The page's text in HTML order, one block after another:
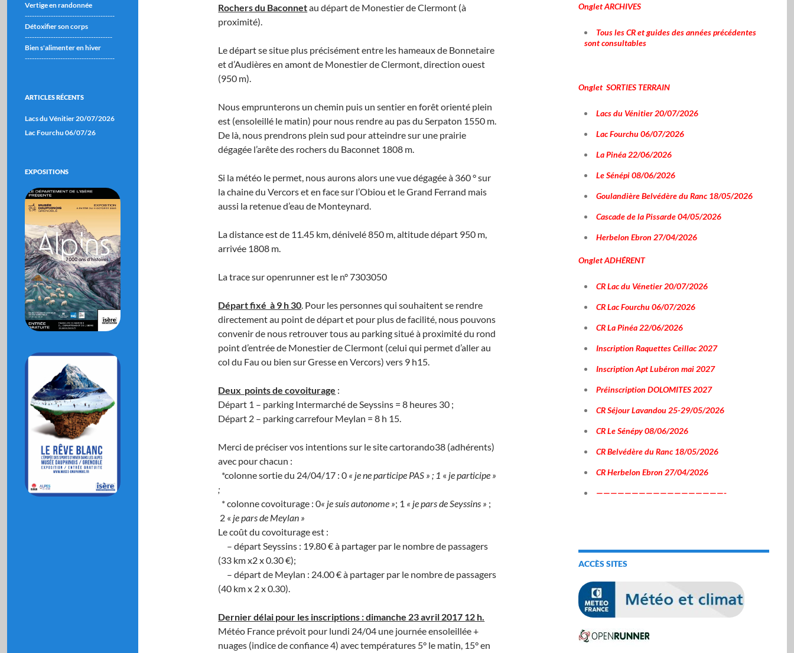
Rochers du Baconnetau départ de Monestier de Clermont (à
proximité).
Le départ se situe plus précisément entre les hameaux de Bonnetaire
et d’Audières en amont de Monestier de Clermont, direction ouest
(950 m).
Nous emprunterons un chemin puis un sentier en forêt orienté plein
est (ensoleillé le matin) pour nous rendre au pas du Serpaton 1550 m.
De là, nous prendrons plein sud pour atteindre sur une prairie
dégagée l’arête des rochers du Baconnet 1808 m.
Si la météo le permet, nous aurons alors une vue dégagée à 360 ° sur
la chaine du Vercors et en face sur l’Obiou et le Grand Ferrand mais
aussi la retenue d’eau de Monteynard.
La distance est de 11.45 km, dénivelé 850 m, altitude départ 950 m,
arrivée 1808 m.
La trace sur openrunner est le n° 7303050
Départ fixé à 9 h 30. Pour les personnes qui souhaitent se rendre
directement au point de départ et pour plus de facilité, nous pouvons
convenir de nous retrouver tous au parking situé à proximité du rond
point d’entrée de Monestier de Clermont (celui qui permet d’aller au
col du Fau ou bien sur Gresse en Vercors) vers 9 h15.
Deux points de covoiturage :
Départ 1 – parking Intermarché de Seyssins = 8 heures 30 ;
Départ 2 – parking carrefour Meylan = 8 h 15.
Merci de préciser vos intentions sur le site cartorando38 (adhérents)
avec pour chacun :
*colonne sortie du 24/04/17 : 0 « je ne participe PAS » ; 1 « je participe »
;
* colonne covoiturage : 0« je suis autonome »; 1 « je pars de Seyssins » ;
2 « je pars de Meylan »
Le coût du covoiturage est :
– départ Seyssins : 19.80 € à partager par le nombre de passagers
(33 km x2 x 0.30 €);
– départ de Meylan : 24.00 € à partager par le nombre de passagers
(40 km x 2 x 0.30).
Dernier délai pour les inscriptions : dimanche 23 avril 2017 12 h.
Météo France prévoit pour lundi 24/04 une journée ensoleillée +
nuages (indice de confiance 4) avec températures 5° le matin, 15° en
Onglet ARCHIVES
Tous les CR et guides des années précédentes
sont consultables
Onglet SORTIES TERRAIN
Lacs du Vénitier 20/07/2026
Lac Fourchu 06/07/2026
La Pinéa 22/06/2026
Le Sénépi 08/06/2026
Goulandière Belvédère du Ranc 18/05/2026
Cascade de la Pissarde 04/05/2026
Herbelon Ebron 27/04/2026
OngletADHÉRENT
CR Lac du Vénetier 20/07/2026
CR Lac Fourchu 06/07/2026
CR La Pinéa 22/06/2026
Inscription Raquettes Ceillac 2027
Inscription Apt Lubéron mai 2027
Préinscription DOLOMITES 2027
CR Séjour Lavandou 25-29/05/2026
CR Le Sénépy 08/06/2026
CR Belvédère du Ranc 18/05/2026
CR Herbelon Ebron 27/04/2026
——————————————————-
ACCÈS SITES
Vertige en randonnée
--------------------------------------
Détoxifier son corps
-------------------------------------
Bien s'alimenter en hiver
--------------------------------------
ARTICLES RÉCENTS
Lacs du Vénitier 20/07/2026
Lac Fourchu 06/07/26
EXPOSITIONS